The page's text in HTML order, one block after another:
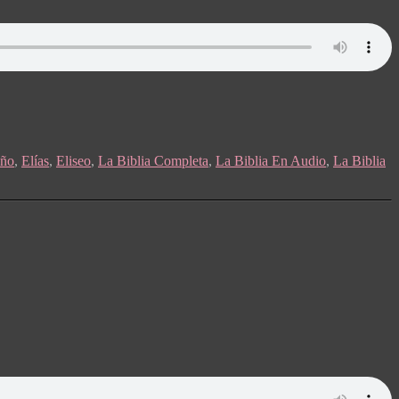
, Elías, Eliseo, La Biblia Completa, La Biblia En Audio, La Biblia